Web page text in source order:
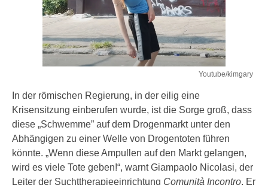
Youtube/kimgary
In der römischen Regierung, in der eilig eine
Krisensitzung einberufen wurde, ist die Sorge groß, dass
diese „Schwemme” auf dem Drogenmarkt unter den
Abhängigen zu einer Welle von Drogentoten führen
könnte. „Wenn diese Ampullen auf den Markt gelangen,
wird es viele Tote geben!“, warnt Giampaolo Nicolasi, der
Leiter der Suchttherapieeinrichtung Comunità Incontro. Er